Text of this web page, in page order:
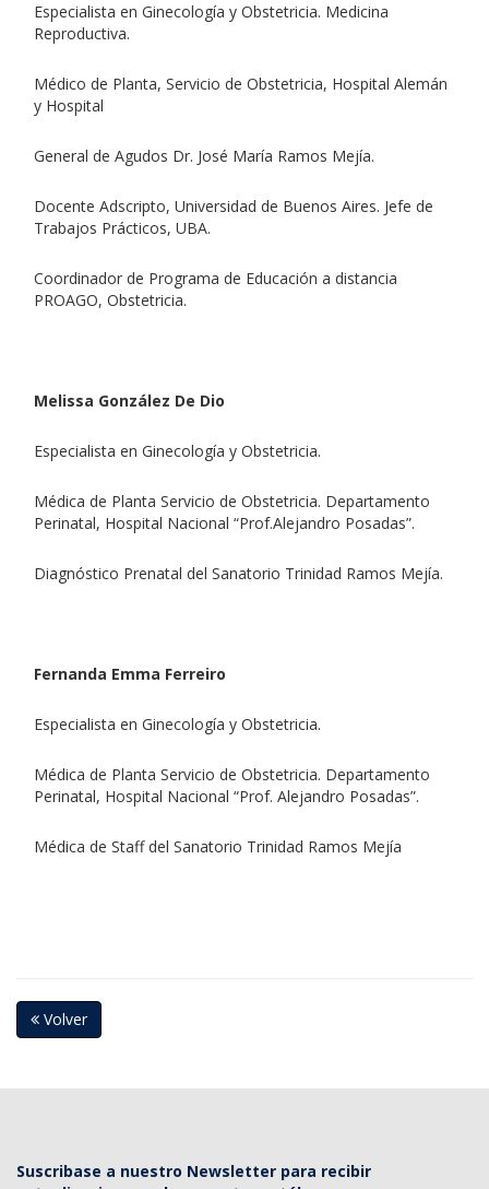
Especialista en Ginecología y Obstetricia. Medicina
Reproductiva.
Médico de Planta, Servicio de Obstetricia, Hospital Alemán
y Hospital
General de Agudos Dr. José María Ramos Mejía.
Docente Adscripto, Universidad de Buenos Aires. Jefe de
Trabajos Prácticos, UBA.
Coordinador de Programa de Educación a distancia
PROAGO, Obstetricia.
Melissa González De Dio
Especialista en Ginecología y Obstetricia.
Médica de Planta Servicio de Obstetricia. Departamento
Perinatal, Hospital Nacional “Prof.Alejandro Posadas”.
Diagnóstico Prenatal del Sanatorio Trinidad Ramos Mejía.
Fernanda Emma Ferreiro
Especialista en Ginecología y Obstetricia.
Médica de Planta Servicio de Obstetricia. Departamento
Perinatal, Hospital Nacional “Prof. Alejandro Posadas”.
Médica de Staff del Sanatorio Trinidad Ramos Mejía
Volver
Suscribase a nuestro Newsletter para recibir